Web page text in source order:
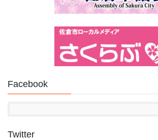
Facebook
Twitter